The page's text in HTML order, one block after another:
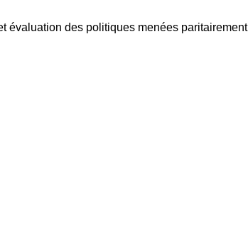
évaluation des politiques menées paritairement